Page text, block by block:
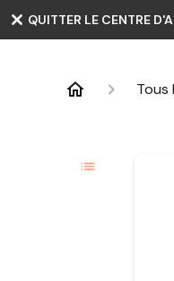
QUITTER LE CENTRE
Tous